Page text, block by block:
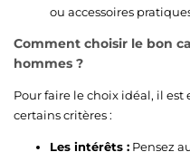
ou accessoires
Comment choisir le bon
hommes ?
Pour faire le choix idéal, il
certains critères :
Les intérêts : Pensez